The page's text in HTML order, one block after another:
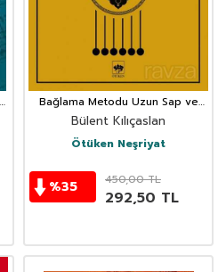
Bağlama Metodu Uzun Sap ve
Türk Halk Müziği Nazariyatı
Bülent Kılıçaslan
Ötüken Neşriyat
%35 450,00TL
292,50 TL